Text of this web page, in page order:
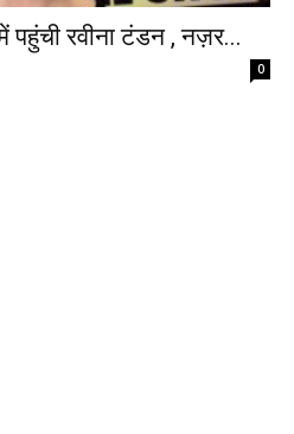
पहुंची रवीना टंडन , नज़र...
0